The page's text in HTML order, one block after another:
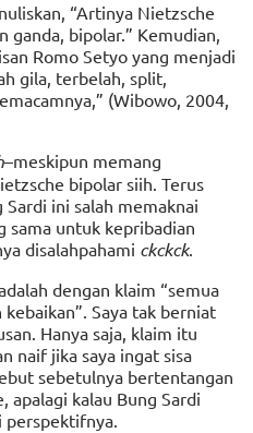
“Artinya Nietzsche
ganda, bipolar.” Kemudian,
Romo Setyo yang menjadi
gila, terbelah, split,
(Wibowo, 2004,
–meskipun memang
bipolar siih. Terus
ini salah memaknai
sama untuk kepribadian
disalahpahami ckckck.
dengan klaim “semua
Saya tak berniat
Hanya saja, klaim itu
naif jika saya ingat sisa
sebetulnya bertentangan
apalagi kalau Bung Sardi
perspektifnya.